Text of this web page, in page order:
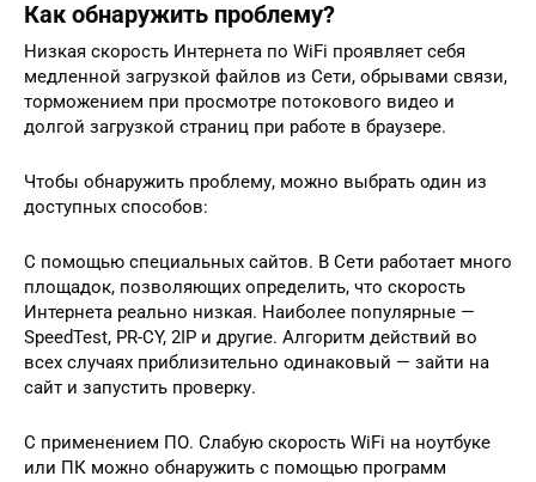
Как обнаружить проблему?
Низкая скорость Интернета по WiFi проявляет себя
медленной загрузкой файлов из Сети, обрывами связи,
торможением при просмотре потокового видео и
долгой загрузкой страниц при работе в браузере.
Чтобы обнаружить проблему, можно выбрать один из
доступных способов:
С помощью специальных сайтов. В Сети работает много
площадок, позволяющих определить, что скорость
Интернета реально низкая. Наиболее популярные —
SpeedTest, PR-CY, 2IP и другие. Алгоритм действий во
всех случаях приблизительно одинаковый — зайти на
сайт и запустить проверку.
С применением ПО. Слабую скорость WiFi на ноутбуке
или ПК можно обнаружить с помощью программ